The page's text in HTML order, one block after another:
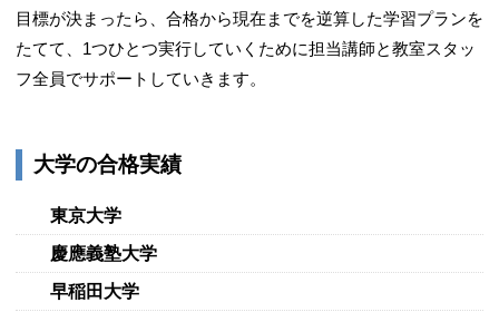
目標が決まったら、合格から現在までを逆算した学習プランを
たてて、1つひとつ実行していくために担当講師と教室スタッ
フ全員でサポートしていきます。
大学の合格実績
東京大学
慶應義塾大学
早稲田大学